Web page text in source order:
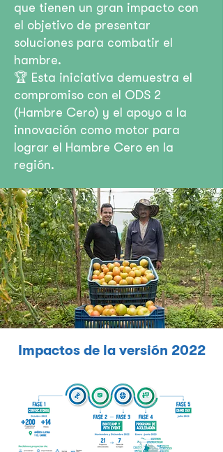
que tienen un gran impacto con
el objetivo de presentar
soluciones para combatir el
hambre.
🏆 Esta iniciativa demuestra el
compromiso con el ODS 2
(Hambre Cero) y el apoyo a la
innovación como motor para
lograr el Hambre Cero en la
región.
Impactos de la versión 2022